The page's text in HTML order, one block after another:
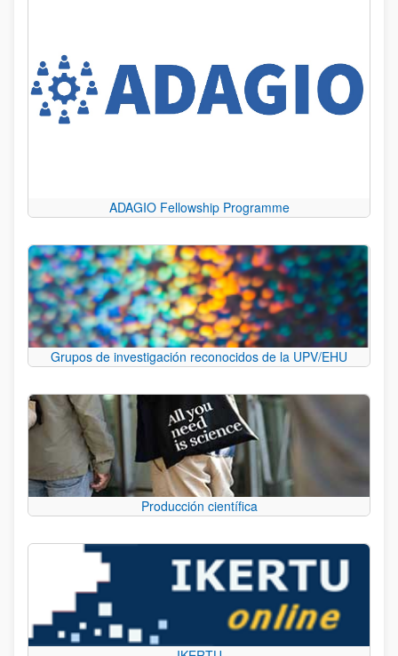
ADAGIO Fellowship Programme
Grupos de investigación reconocidos de la UPV/EHU
Producción científica